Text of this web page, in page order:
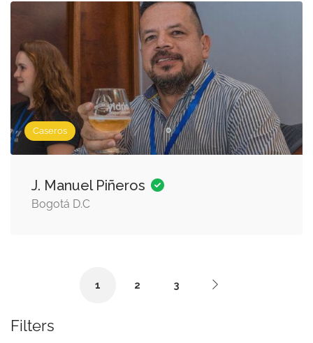
Caseros
J. Manuel Piñeros
Bogotá D.C
1 2 3
Filters